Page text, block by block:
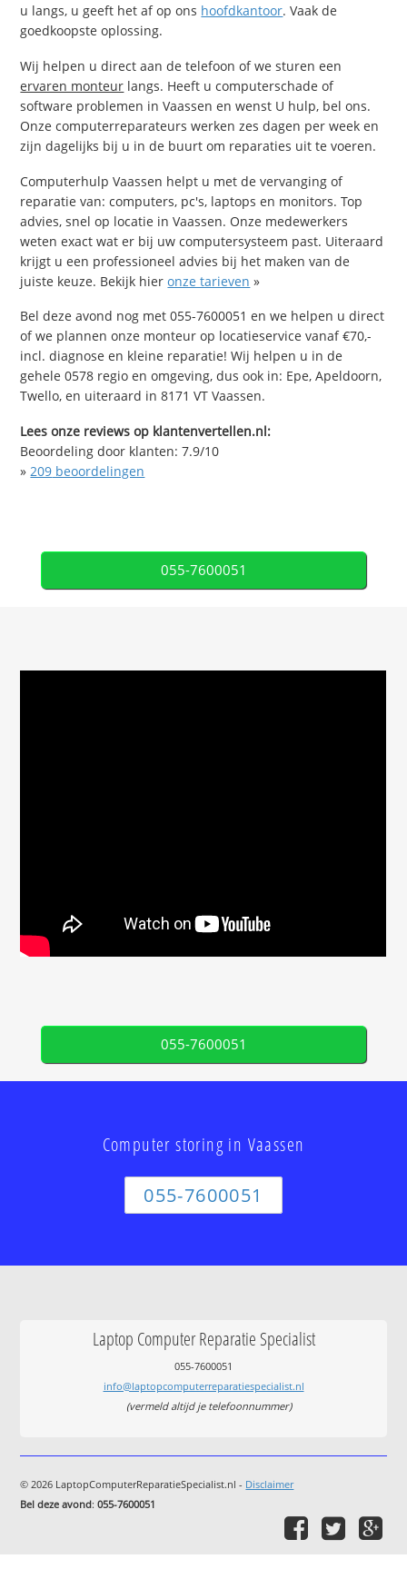
u langs, u geeft het af op ons hoofdkantoor. Vaak de
goedkoopste oplossing.
Wij helpen u direct aan de telefoon of we sturen een
ervaren monteur langs. Heeft u computerschade of
software problemen in Vaassen en wenst U hulp, bel ons.
Onze computerreparateurs werken zes dagen per week en
zijn dagelijks bij u in de buurt om reparaties uit te voeren.
Computerhulp Vaassen helpt u met de vervanging of
reparatie van: computers, pc's, laptops en monitors. Top
advies, snel op locatie in Vaassen. Onze medewerkers
weten exact wat er bij uw computersysteem past. Uiteraard
krijgt u een professioneel advies bij het maken van de
juiste keuze. Bekijk hieronze tarieven »
Bel deze avond nog met 055-7600051 en we helpen u direct
of we plannen onze monteur op locatieservice vanaf €70,-
incl. diagnose en kleine reparatie! Wij helpen u in de
gehele 0578 regio en omgeving, dus ook in: Epe, Apeldoorn,
Twello, en uiteraard in 8171 VT Vaassen.
Lees onze reviews op klantenvertellen.nl:
Beoordeling door klanten:7.9/10
»209 beoordelingen
055-7600051
055-7600051
Computer storing in Vaassen
055-7600051
Laptop Computer Reparatie Specialist
055-7600051
info@laptopcomputerreparatiespecialist.nl
(vermeld altijd je telefoonnummer)
© 2026 LaptopComputerReparatieSpecialist.nl - Disclaimer
Bel deze avond:055-7600051